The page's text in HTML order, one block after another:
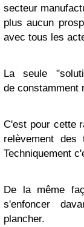
secteur
plus aucun
avec tous les
La seule
de constamment
C'est pour cette
relèvement
Techniquement
De la même
s'enfoncer
plancher.